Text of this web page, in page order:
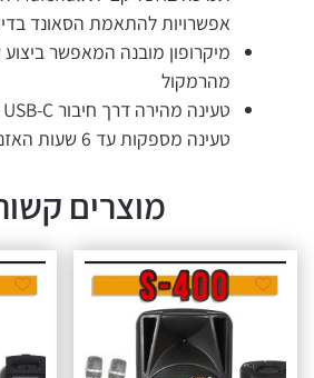
אפשרויות להתאמת הסאונד
מיקרופון מובנה המאפשר ביצוע
מהרמקול
טעינה מספקות עד 6 שעות האזנה
מוצרים